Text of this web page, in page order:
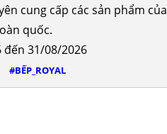
cung cấp các sản phẩm của
quốc.
đến 31/08/2026
#BẾP_ROYAL